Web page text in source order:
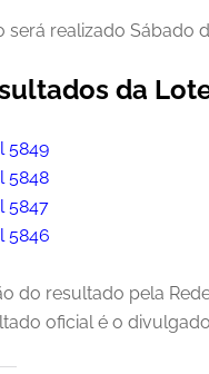
será realizado Sábado
da
5849
5848
5847
5846
do resultado pela
oficial é o